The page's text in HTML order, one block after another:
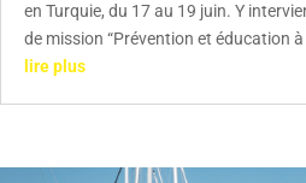
en Turquie, du 17 au 19 juin. Y
de mission “Prévention et éducation à
lire plus